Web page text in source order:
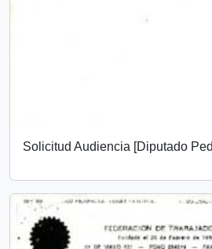
Solicitud Audiencia [Diputado